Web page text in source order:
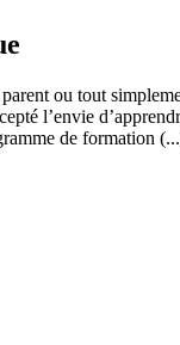
ou tout
l’envie
de formation